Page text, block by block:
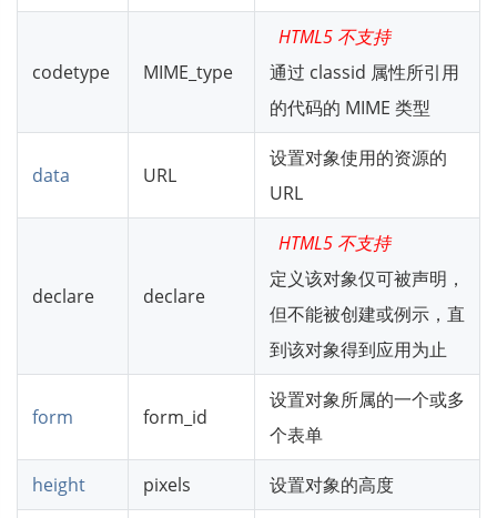
codetype MIME_type
HTML5 不支持
通过 classid 属性所引用
的代码的 MIME 类型
data URL
设置对象使用的资源的
URL
declare declare
HTML5 不支持
定义该对象仅可被声明，
但不能被创建或例示，直
到该对象得到应用为止
form form_id
设置对象所属的一个或多
个表单
height pixels 设置对象的高度